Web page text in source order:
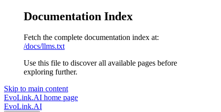
Documentation Index
Fetch the complete documentation index at:
/docs/llms.txt
Use this file to discover all available pages before
exploring further.
Skip to main content
EvoLink.AI home page
EvoLink.AI